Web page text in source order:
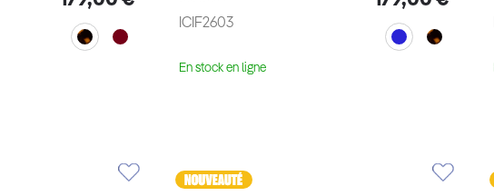
ICIF2603
En stock en ligne